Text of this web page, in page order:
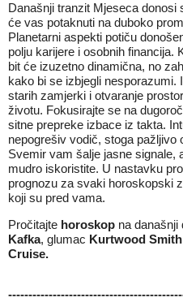
Današnji tranzit Mjeseca donosi
će vas potaknuti na duboko
Planetarni aspekti potiču
polju karijere i osobnih financija.
bit će izuzetno dinamična, no
kako bi se izbjegli nesporazumi.
starih zamjerki i otvaranje
životu. Fokusirajte se na
sitne prepreke izbace iz takta.
nepogrešiv vodič, stoga pažljivo
Svemir vam šalje jasne signale,
mudro iskoristite. U nastavku
prognozu za svaki horoskopski
koji su pred vama.
Pročitajte horoskop na današnji
Kafka, glumac Kurtwood Smith
Cruise.